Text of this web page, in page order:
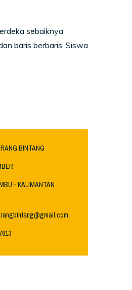
sebaiknya
baris berbaris. Siswa
BINTANG
- KALIMANTAN